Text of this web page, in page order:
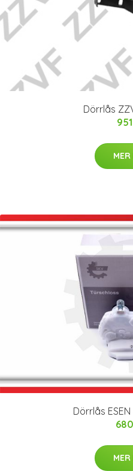
Dörrlås
Dörrlås ESEN